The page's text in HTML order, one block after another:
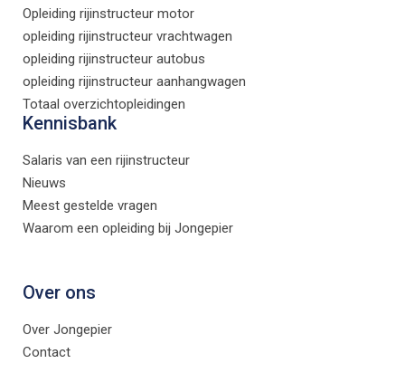
Opleiding rijinstructeur motor
opleiding rijinstructeur vrachtwagen
opleiding rijinstructeur autobus
opleiding rijinstructeur aanhangwagen
Totaal overzichtopleidingen
Kennisbank
Salaris van een rijinstructeur
Nieuws
Meest gestelde vragen
Waarom een opleiding bij Jongepier
Over ons
Over Jongepier
Contact